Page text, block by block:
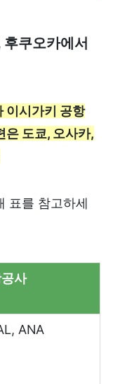
쿠오카에서
이시가키 공항
은 도쿄, 오사카,
표를 참고하세
사
ANA